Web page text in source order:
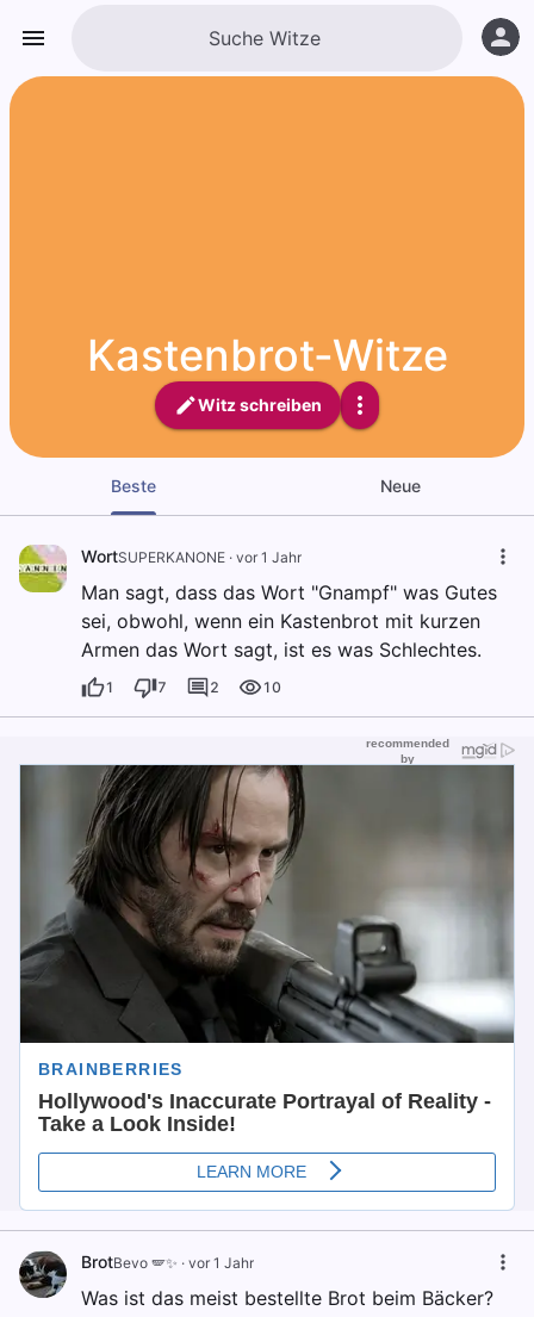
Kastenbrot-Witze
Witz schreiben
Beste Neue
WortSUPERKANONE · vor 1 Jahr
Man sagt, dass das Wort "Gnampf" was Gutes
sei, obwohl, wenn ein Kastenbrot mit kurzen
Armen das Wort sagt, ist es was Schlechtes.
1 7 2 10
BrotBevo 🪽✨️ · vor 1 Jahr
Was ist das meist bestellte Brot beim Bäcker?